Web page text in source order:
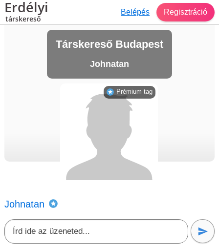
Erdélyi
társkereső
Belépés Regisztráció
Társkereső Budapest
Johnatan
Johnatan
Prémium tag